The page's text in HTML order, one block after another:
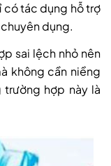
có tác dụng hỗ trợ
dụng.
sai lệch nhỏ nên
không cần niềng
trường hợp này là